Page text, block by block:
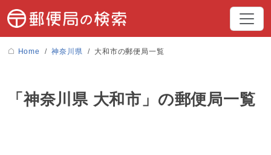
Home 神奈川県 大和市の郵便局一覧
「神奈川県 大和市」の郵便局一覧